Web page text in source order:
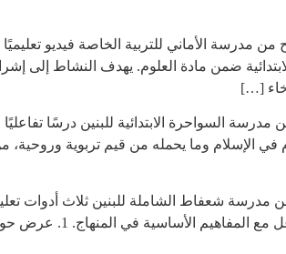
من مدرسة الأماني للتربية الخاصة فيديو
ضمن مادة العلوم. يهدف النشاط إلى
[…]
السواحرة الابتدائية للبنين درسًا
في الإسلام وما يحمله من قيم تربوية
مدرسة شعفاط الشاملة للبنين ثلاث أدوات
خلال الشرح